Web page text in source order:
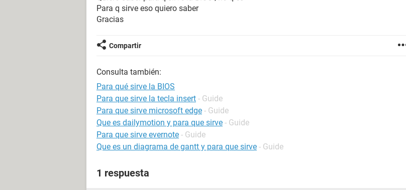
Para q sirve eso quiero saber
Gracias
Compartir
Consulta también:
Para qué sirve la BIOS
Para que sirve la tecla insert - Guide
Para que sirve microsoft edge - Guide
Que es dailymotion y para que sirve - Guide
Para que sirve evernote - Guide
Que es un diagrama de gantt y para que sirve - Guide
1 respuesta